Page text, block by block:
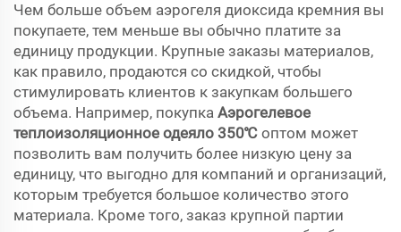
Чем больше объем аэрогеля диоксида кремния вы
покупаете, тем меньше вы обычно платите за
единицу продукции. Крупные заказы материалов,
как правило, продаются со скидкой, чтобы
стимулировать клиентов к закупкам большего
объема. Например, покупка Аэрогелевое
теплоизоляционное одеяло 350℃ оптом может
позволить вам получить более низкую цену за
единицу, что выгодно для компаний и организаций,
которым требуется большое количество этого
материала. Кроме того, заказ крупной партии